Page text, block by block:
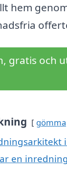
hem
gratis och
gömma
en